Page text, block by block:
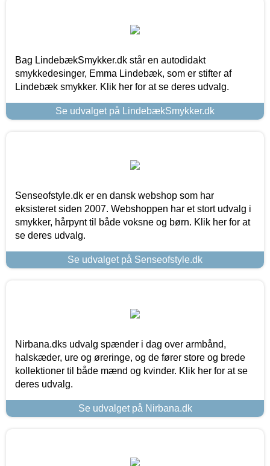
Bag LindebækSmykker.dk står en autodidakt
smykkedesinger, Emma Lindebæk, som er stifter af
Lindebæk smykker. Klik her for at se deres udvalg.
Se udvalget på LindebækSmykker.dk
Senseofstyle.dk er en dansk webshop som har
eksisteret siden 2007. Webshoppen har et stort udvalg i
smykker, hårpynt til både voksne og børn. Klik her for at
se deres udvalg.
Se udvalget på Senseofstyle.dk
Nirbana.dks udvalg spænder i dag over armbånd,
halskæder, ure og øreringe, og de fører store og brede
kollektioner til både mænd og kvinder. Klik her for at se
deres udvalg.
Se udvalget på Nirbana.dk